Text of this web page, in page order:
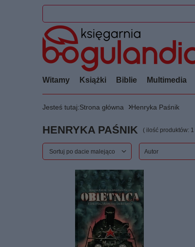
Witamy Książki Biblie Multimedia
Jesteś tutaj:Strona główna Henryka Paśnik
HENRYKA PAŚNIK ( ilość produktów: 1
Zmień sortowanie
Sortuj po dacie malejąco Autor